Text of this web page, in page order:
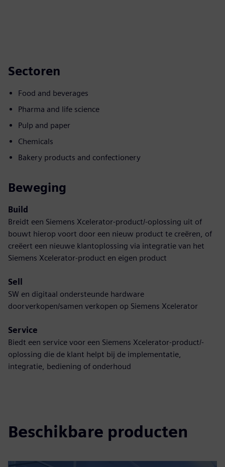
Sectoren
Food and beverages
Pharma and life science
Pulp and paper
Chemicals
Bakery products and confectionery
Beweging
Build
Breidt een Siemens Xcelerator-product/-oplossing uit of
bouwt hierop voort door een nieuw product te creëren, of
creëert een nieuwe klantoplossing via integratie van het
Siemens Xcelerator-product en eigen product
Sell
SW en digitaal ondersteunde hardware
doorverkopen/samen verkopen op Siemens Xcelerator
Service
Biedt een service voor een Siemens Xcelerator-product/-
oplossing die de klant helpt bij de implementatie,
integratie, bediening of onderhoud
Beschikbare producten